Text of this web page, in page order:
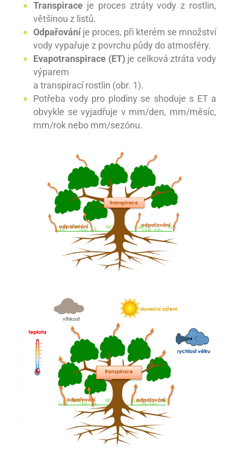
Transpirace je proces ztráty vody z rostlin,
většinou z listů.
Odpařování je proces, při kterém se množství
vody vypařuje z povrchu půdy do atmosféry.
Evapotranspirace (ET) je celková ztráta vody
výparem
a transpirací rostlin (obr. 1).
Potřeba vody pro plodiny se shoduje s ET a
obvykle se vyjadřuje v mm/den, mm/měsíc,
mm/rok nebo mm/sezónu.